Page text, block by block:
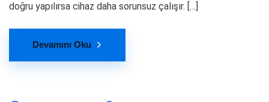
doğru yapılırsa cihaz daha sorunsuz çalışır. […]
Devamını Oku